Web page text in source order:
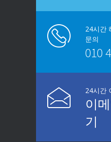
24시간
문의
010
24시간
이
기